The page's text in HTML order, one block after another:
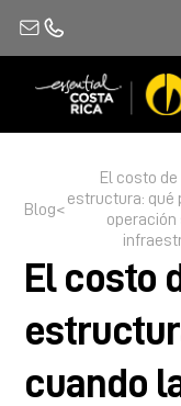
Blog<
El costo
estructura: qué
operación
El costo
cuando